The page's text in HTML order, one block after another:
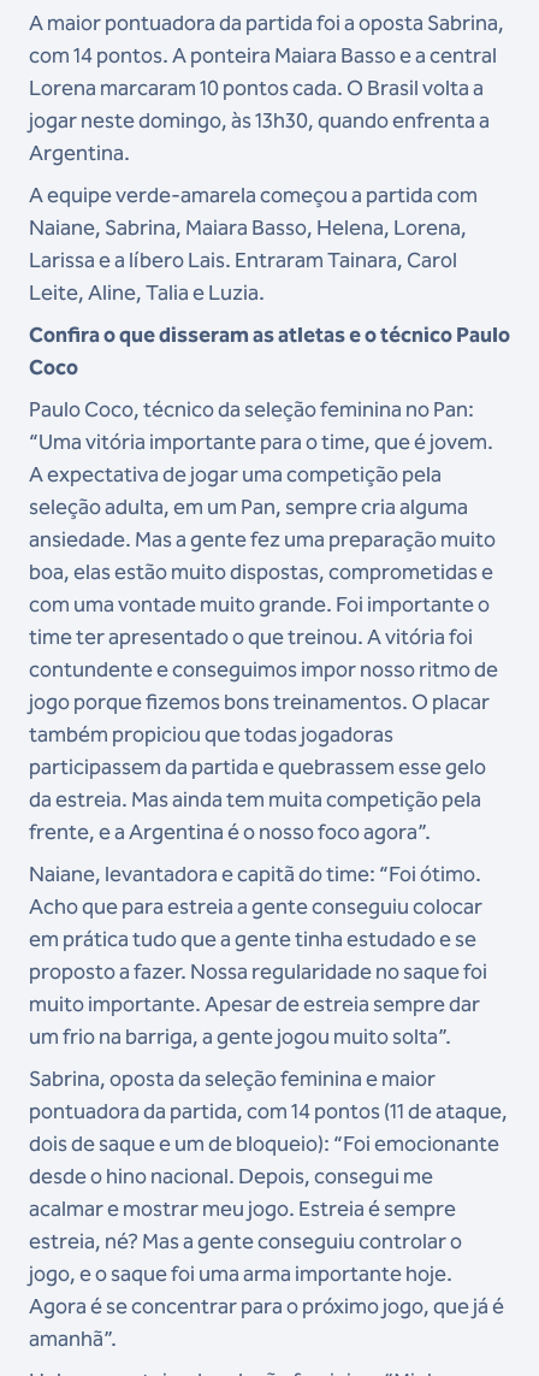
A maior pontuadora da partida foi a oposta Sabrina,
com 14 pontos. A ponteira Maiara Basso e a central
Lorena marcaram 10 pontos cada. O Brasil volta a
jogar neste domingo, às 13h30, quando enfrenta a
Argentina.
A equipe verde-amarela começou a partida com
Naiane, Sabrina, Maiara Basso, Helena, Lorena,
Larissa e a líbero Lais. Entraram Tainara, Carol
Leite, Aline, Talia e Luzia.
Confira o que disseram as atletas e o técnico Paulo
Coco
Paulo Coco, técnico da seleção feminina no Pan:
“Uma vitória importante para o time, que é jovem.
A expectativa de jogar uma competição pela
seleção adulta, em um Pan, sempre cria alguma
ansiedade. Mas a gente fez uma preparação muito
boa, elas estão muito dispostas, comprometidas e
com uma vontade muito grande. Foi importante o
time ter apresentado o que treinou. A vitória foi
contundente e conseguimos impor nosso ritmo de
jogo porque fizemos bons treinamentos. O placar
também propiciou que todas jogadoras
participassem da partida e quebrassem esse gelo
da estreia. Mas ainda tem muita competição pela
frente, e a Argentina é o nosso foco agora”.
Naiane, levantadora e capitã do time: “Foi ótimo.
Acho que para estreia a gente conseguiu colocar
em prática tudo que a gente tinha estudado e se
proposto a fazer. Nossa regularidade no saque foi
muito importante. Apesar de estreia sempre dar
um frio na barriga, a gente jogou muito solta”.
Sabrina, oposta da seleção feminina e maior
pontuadora da partida, com 14 pontos (11 de ataque,
dois de saque e um de bloqueio): “Foi emocionante
desde o hino nacional. Depois, consegui me
acalmar e mostrar meu jogo. Estreia é sempre
estreia, né? Mas a gente conseguiu controlar o
jogo, e o saque foi uma arma importante hoje.
Agora é se concentrar para o próximo jogo, que já é
amanhã”.